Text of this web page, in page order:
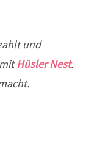
und
Hüsler Nest.